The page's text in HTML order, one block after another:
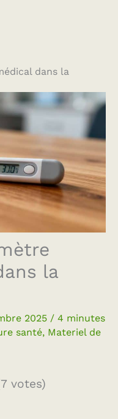
dans la
la
2025 / 4 minutes
santé, Materiel de
votes)